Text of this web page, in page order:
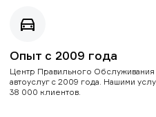
Опыт с 2009 года
Центр Правильного
автоуслуг с 2009 года. Нашими
38 000 клиентов.